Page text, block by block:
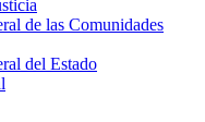
de las Comunidades
del Estado